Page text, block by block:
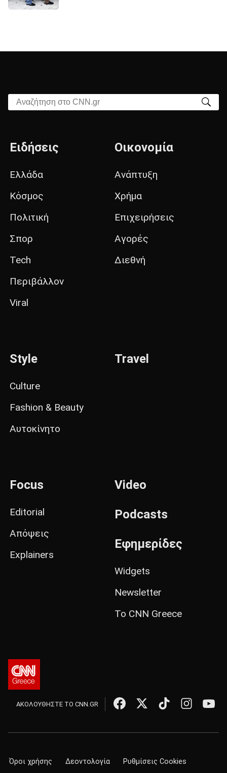
Αναζήτηση στο CNN.gr
Ειδήσεις
Ελλάδα
Κόσμος
Πολιτική
Σπορ
Tech
Περιβάλλον
Viral
Οικονομία
Ανάπτυξη
Χρήμα
Επιχειρήσεις
Αγορές
Διεθνή
Style
Culture
Fashion & Beauty
Αυτοκίνητο
Travel
Focus
Editorial
Απόψεις
Explainers
Video
Podcasts
Εφημερίδες
Widgets
Newsletter
Το CNN Greece
ΑΚΟΛΟΥΘΗΣΤΕ ΤΟ CNN.GR
Όροι χρήσης Δεοντολογία Ρυθμίσεις Cookies